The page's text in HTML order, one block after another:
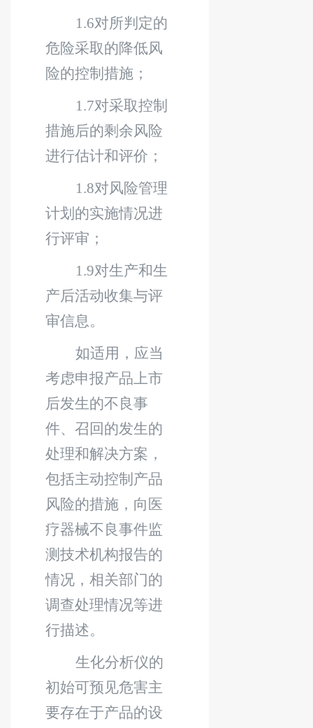
1.6对所判定的
危险采取的降低风
险的控制措施；
1.7对采取控制
措施后的剩余风险
进行估计和评价；
1.8对风险管理
计划的实施情况进
行评审；
1.9对生产和生
产后活动收集与评
审信息。
如适用，应当
考虑申报产品上市
后发生的不良事
件、召回的发生的
处理和解决方案，
包括主动控制产品
风险的措施，向医
疗器械不良事件监
测技术机构报告的
情况，相关部门的
调查处理情况等进
行描述。
生化分析仪的
初始可预见危害主
要存在于产品的设